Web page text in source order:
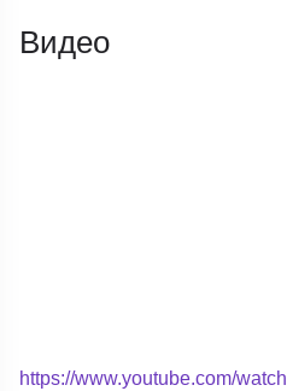
Видео
https://www.youtube.com/